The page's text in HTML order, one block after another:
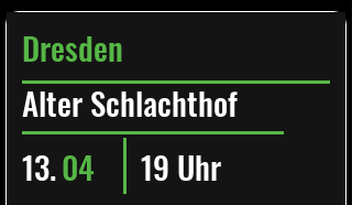
Dresden
Alter Schlachthof
13.04 19 Uhr